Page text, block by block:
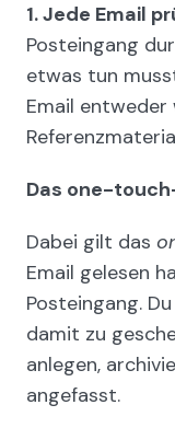
1. Jede Email
Posteingang
etwas tun
Email
Das one-
Dabei gilt das
Email gelesen
Posteingang.
damit zu
anlegen,
angefasst.